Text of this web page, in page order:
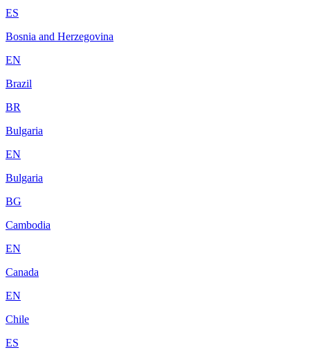
ES
Bosnia and Herzegovina
EN
Brazil
BR
Bulgaria
EN
Bulgaria
BG
Cambodia
EN
Canada
EN
Chile
ES